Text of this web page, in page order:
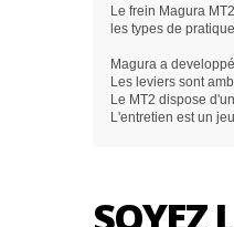
Le frein Magura MT2
les types de
Magura a
Les leviers sont
Le MT2 dispose
L'entretien est un